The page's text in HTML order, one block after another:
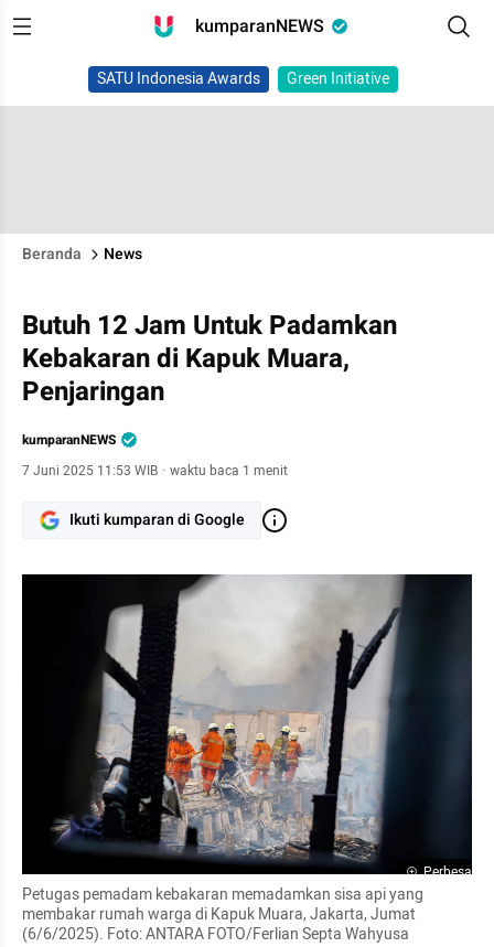
kumparanNEWS
SATU Indonesia Awards Green Initiative
Beranda News
Butuh 12 Jam Untuk Padamkan
Kebakaran di Kapuk Muara,
Penjaringan
kumparanNEWS
7 Juni 2025 11:53 WIB · waktu baca 1 menit
Ikuti kumparan di Google
Perbesar
Petugas pemadam kebakaran memadamkan sisa api yang
membakar rumah warga di Kapuk Muara, Jakarta, Jumat
(6/6/2025). Foto: ANTARA FOTO/Ferlian Septa Wahyusa